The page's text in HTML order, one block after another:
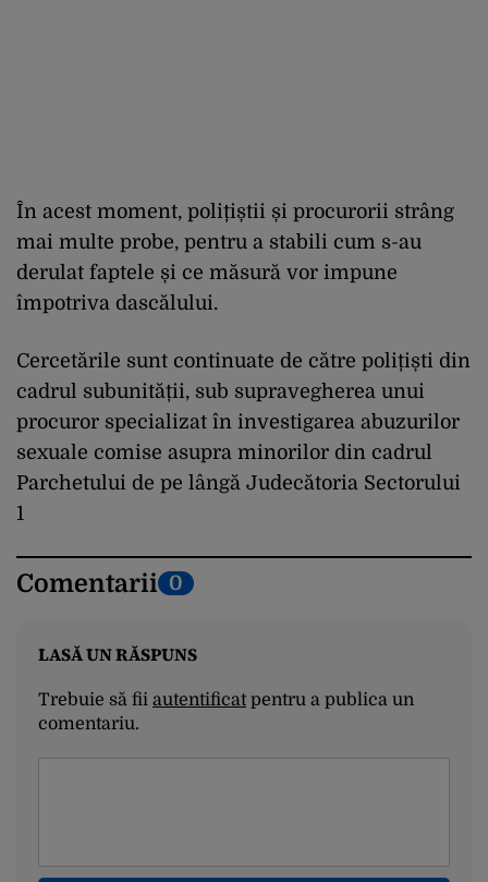
În acest moment, polițiștii și procurorii strâng
mai multe probe, pentru a stabili cum s-au
derulat faptele și ce măsură vor impune
împotriva dascălului.
Cercetările sunt continuate de către polițiști din
cadrul subunității, sub supravegherea unui
procuror specializat în investigarea abuzurilor
sexuale comise asupra minorilor din cadrul
Parchetului de pe lângă Judecătoria Sectorului
1
Comentarii 0
LASĂ UN RĂSPUNS
Trebuie să fii autentificatpentru a publica un
comentariu.